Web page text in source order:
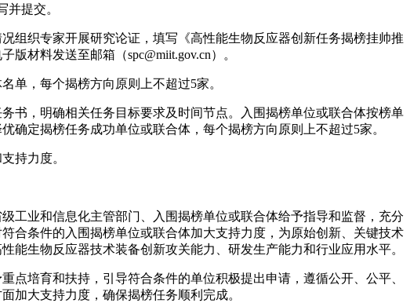
提交。
组织专家开展研究论证，填写《高性能生物反应器创新任务揭榜挂帅推
材料发送至邮箱（spc@miit.gov.cn）。
单，每个揭榜方向原则上不超过5家。
书，明确相关任务目标要求及时间节点。入围揭榜单位或联合体按榜单
定揭榜任务成功单位或联合体，每个揭榜方向原则上不超过5家。
持力度。
工业和信息化主管部门、入围揭榜单位或联合体给予指导和监督，充分
合条件的入围揭榜单位或联合体加大支持力度，为原始创新、关键技术
生物反应器技术装备创新攻关能力、研发生产能力和行业应用水平。
培育和扶持，引导符合条件的单位积极提出申请，遵循公开、公平、
加大支持力度，确保揭榜任务顺利完成。